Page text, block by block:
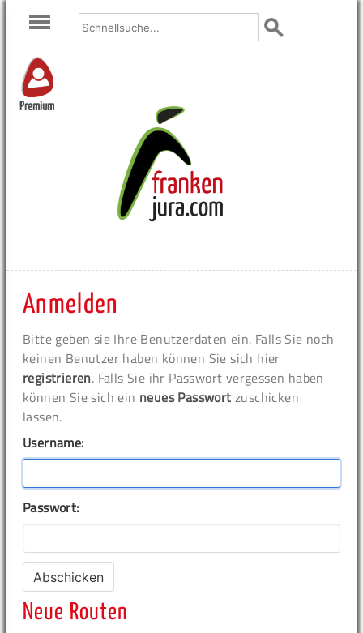
Premium
Anmelden
Bitte geben sie Ihre Benutzerdaten ein. Falls Sie noch
keinen Benutzer haben können Sie sich hier
registrieren. Falls Sie ihr Passwort vergessen haben
können Sie sich ein neues Passwort zuschicken
lassen.
Username:
Passwort:
Neue Routen